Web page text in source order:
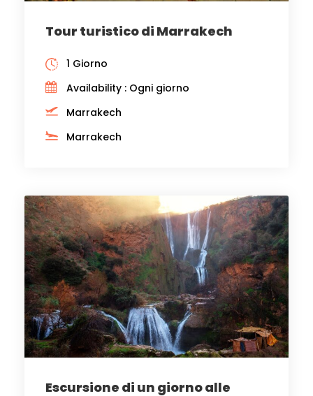
Tour turistico di Marrakech
1 Giorno
Availability : Ogni giorno
Marrakech
Marrakech
Escursione di un giorno alle